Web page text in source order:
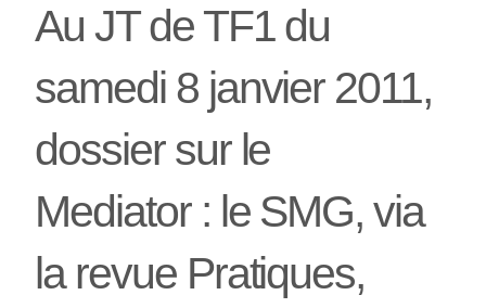
Au JT de TF1 du
samedi 8 janvier 2011,
dossier sur le
Mediator : le SMG, via
la revue Pratiques,